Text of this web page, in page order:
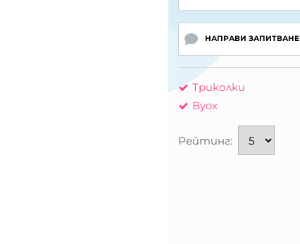
НАПРАВИ ЗАПИТВАНЕ
Триколки
Byox
Рейтинг: